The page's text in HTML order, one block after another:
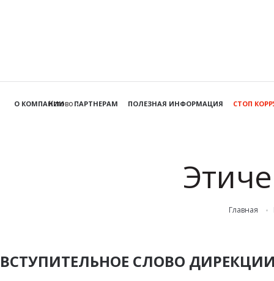
Кстово
О КОМПАНИИ ПАРТНЕРАМ ПОЛЕЗНАЯ ИНФОРМАЦИЯ СТОП
Главная
ВСТУПИТЕЛЬНОЕ СЛОВО